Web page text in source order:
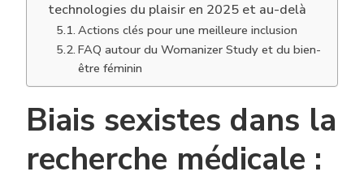
technologies du plaisir en 2025 et au-delà
Actions clés pour une meilleure inclusion
FAQ autour du Womanizer Study et du bien-
être féminin
Biais sexistes dans la
recherche médicale :